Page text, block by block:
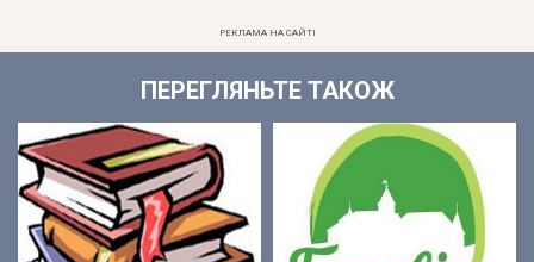
РЕКЛАМА НА САЙТІ
ПЕРЕГЛЯНЬТЕ ТАКОЖ